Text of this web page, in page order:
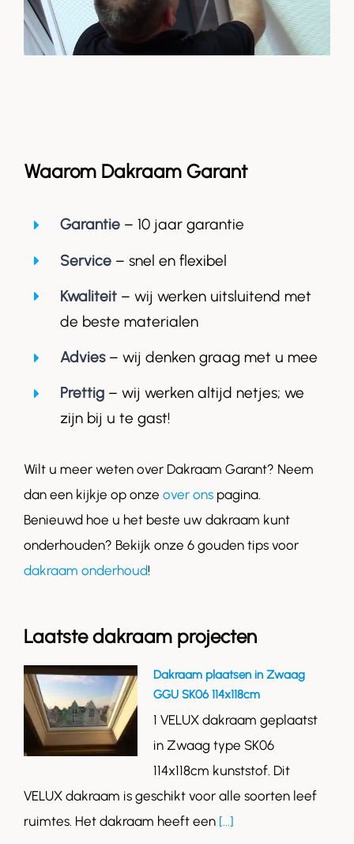
Waarom Dakraam Garant
Garantie– 10 jaar garantie
Service – snel en flexibel
Kwaliteit– wij werken uitsluitend met
de beste materialen
Advies– wij denken graag met u mee
Prettig– wij werken altijd netjes; we
zijn bij u te gast!
Wilt u meer weten over Dakraam Garant? Neem
dan een kijkje op onze over ons pagina.
Benieuwd hoe u het beste uw dakraam kunt
onderhouden? Bekijk onze 6 gouden tips voor
dakraam onderhoud!
Laatste dakraam projecten
Dakraam plaatsen in Zwaag
GGU SK06 114x118cm
1 VELUX dakraam geplaatst
in Zwaag type SK06
114x118cm kunststof. Dit
VELUX dakraam is geschikt voor alle soorten leef
ruimtes. Het dakraam heeft een [...]